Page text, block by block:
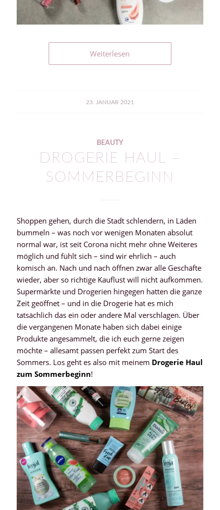
Weiterlesen
23. JANUAR 2021
BEAUTY
DROGERIE HAUL –
SOMMERBEGINN
Shoppen gehen, durch die Stadt schlendern, in Läden
bummeln – was noch vor wenigen Monaten absolut
normal war, ist seit Corona nicht mehr ohne Weiteres
möglich und fühlt sich – sind wir ehrlich – auch
komisch an. Nach und nach öffnen zwar alle Geschäfte
wieder, aber so richtige Kauflust will nicht aufkommen.
Supermärkte und Drogerien hingegen hatten die ganze
Zeit geöffnet – und in die Drogerie hat es mich
tatsächlich das ein oder andere Mal verschlagen. Über
die vergangenen Monate haben sich dabei einige
Produkte angesammelt, die ich euch gerne zeigen
möchte – allesamt passen perfekt zum Start des
Sommers. Los geht es also mit meinem Drogerie Haul
zum Sommerbeginn!